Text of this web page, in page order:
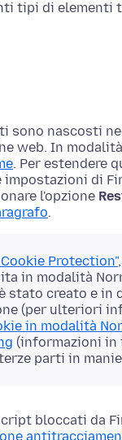
tipi di elementi
sono nascosti
web. In modalità
. Per estendere
impostazioni di
l'opzione
.
Protection"
in modalità
creato e in
(per ulteriori
in modalità
(informazioni in
parti in
bloccati da